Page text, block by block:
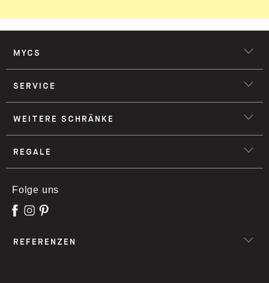
MYCS
SERVICE
WEITERE SCHRÄNKE
REGALE
Folge uns
REFERENZEN